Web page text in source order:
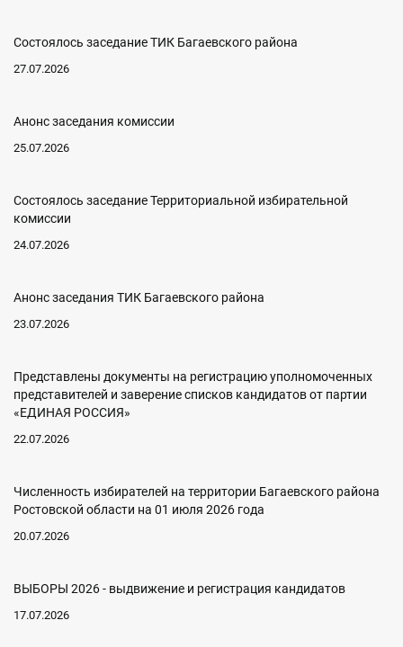
Состоялось заседание ТИК Багаевского района
27.07.2026
Анонс заседания комиссии
25.07.2026
Состоялось заседание Территориальной избирательной
комиссии
24.07.2026
Анонс заседания ТИК Багаевского района
23.07.2026
Представлены документы на регистрацию уполномоченных
представителей и заверение списков кандидатов от партии
«ЕДИНАЯ РОССИЯ»
22.07.2026
Численность избирателей на территории Багаевского района
Ростовской области на 01 июля 2026 года
20.07.2026
ВЫБОРЫ 2026 - выдвижение и регистрация кандидатов
17.07.2026